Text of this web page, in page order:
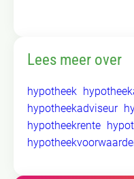
Lees meer over
hypotheek
hypotheekadviseur
hypotheekrente